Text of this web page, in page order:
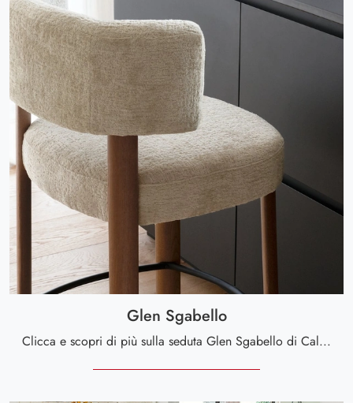
Glen Sgabello
Clicca e scopri di più sulla seduta Glen Sgabello di Calligaris in tessuto: le più esclusive Sedie sgabelli design ti attendono.